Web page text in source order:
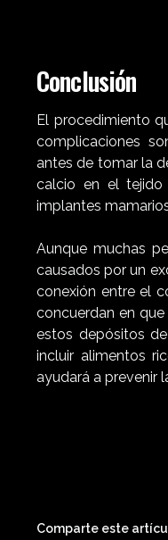
Conclusión
El procedimiento
complicaciones
antes de tomar la
calcio en el
implantes
Aunque muchas
causados por un
conexión entre el
concuerdan en
estos depósitos
incluir alimentos
ayudará a prevenir
Comparte este